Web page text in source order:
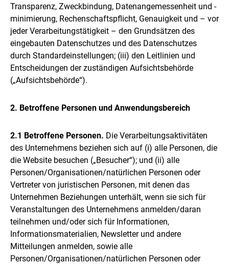
Transparenz, Zweckbindung, Datenangemessenheit und -
minimierung, Rechenschaftspflicht, Genauigkeit und – vor
jeder Verarbeitungstätigkeit – den Grundsätzen des
eingebauten Datenschutzes und des Datenschutzes
durch Standardeinstellungen; (iii) den Leitlinien und
Entscheidungen der zuständigen Aufsichtsbehörde
(„Aufsichtsbehörde“).
2. Betroffene Personen und Anwendungsbereich
2.1 Betroffene Personen. Die Verarbeitungsaktivitäten
des Unternehmens beziehen sich auf (i) alle Personen, die
die Website besuchen („Besucher“); und (ii) alle
Personen/Organisationen/natürlichen Personen oder
Vertreter von juristischen Personen, mit denen das
Unternehmen Beziehungen unterhält, wenn sie sich für
Veranstaltungen des Unternehmens anmelden/daran
teilnehmen und/oder sich für Informationen,
Informationsmaterialien, Newsletter und andere
Mitteilungen anmelden, sowie alle
Personen/Organisationen/natürlichen Personen oder